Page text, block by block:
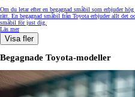
Om du letar efter en begagnad småbil som erbjuder
rätt. En begagnad småbil från Toyota erbjuder allt det
småbil för just dig.
Läs mer
Visa fler
Begagnade Toyota-modeller